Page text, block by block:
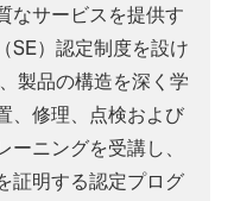
なサービスを提供す
SE）認定制度を設け
製品の構造を深く学
、修理、点検および
ニングを受講し、
証明する認定プログ